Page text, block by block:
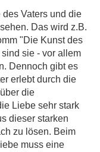
Vaters und die
Das wird z.B.
"Die Kunst des
sie - vor allem
Dennoch gibt es
erlebt durch die
die
Liebe sehr stark
dieser starken
zu lösen. Beim
muss eine